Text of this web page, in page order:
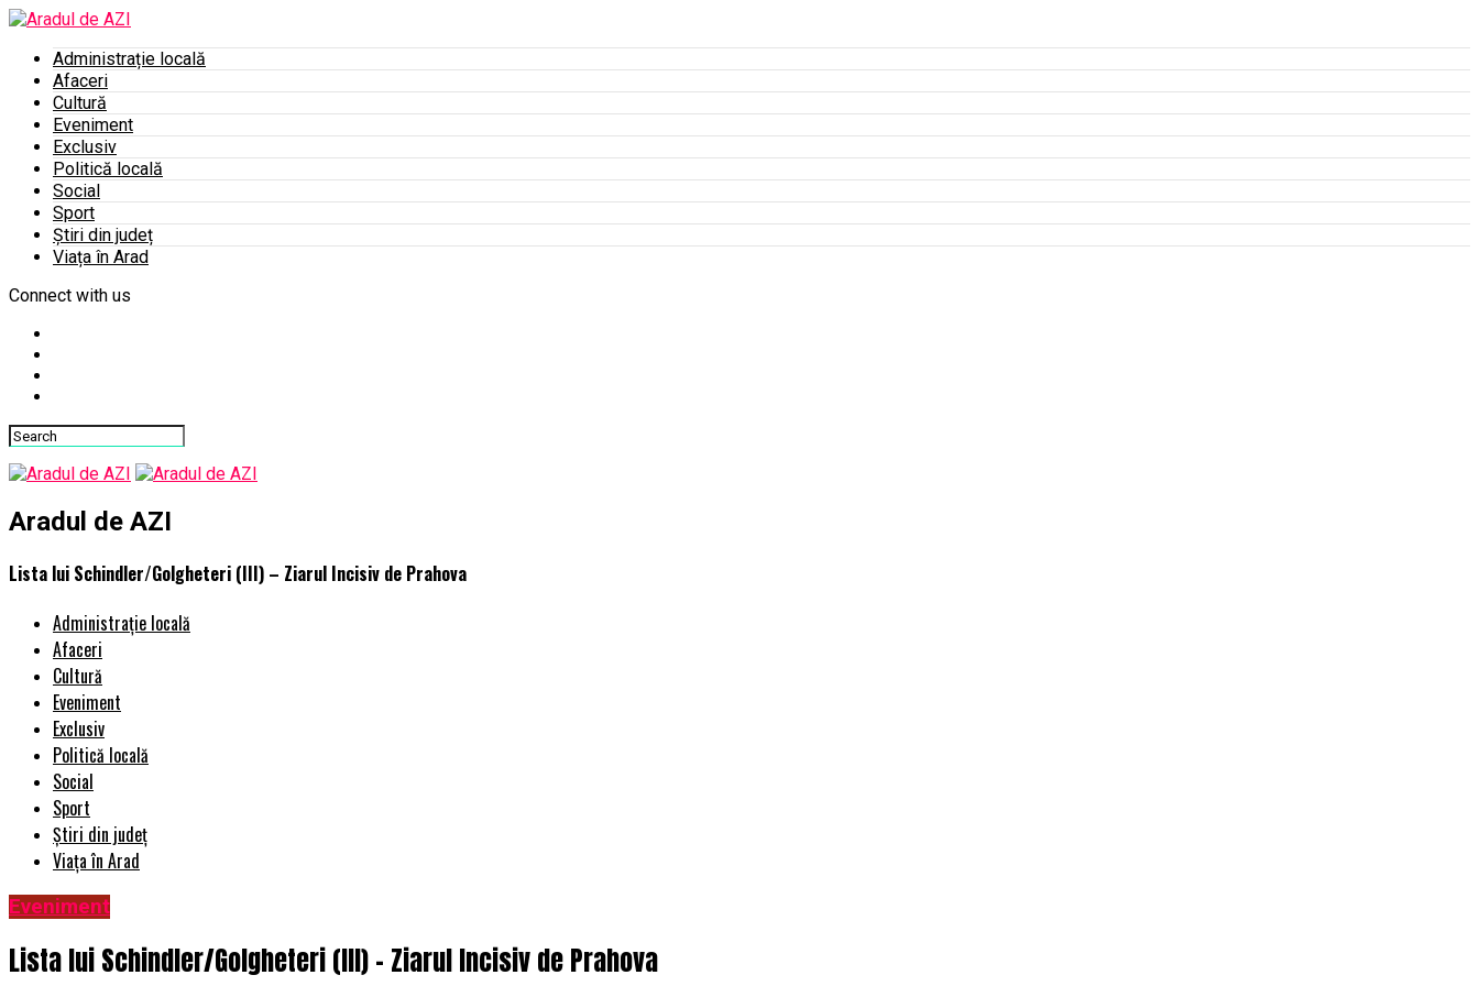
Administrație locală
Afaceri
Cultură
Eveniment
Exclusiv
Politică locală
Social
Sport
Știri din județ
Viața în Arad
Connect with us
Aradul de AZI
Lista lui Schindler/Golgheteri (III) – Ziarul Incisiv de Prahova
Administrație locală
Afaceri
Cultură
Eveniment
Exclusiv
Politică locală
Social
Sport
Știri din județ
Viața în Arad
Eveniment
Lista lui Schindler/Golgheteri (III) – Ziarul Incisiv de Prahova